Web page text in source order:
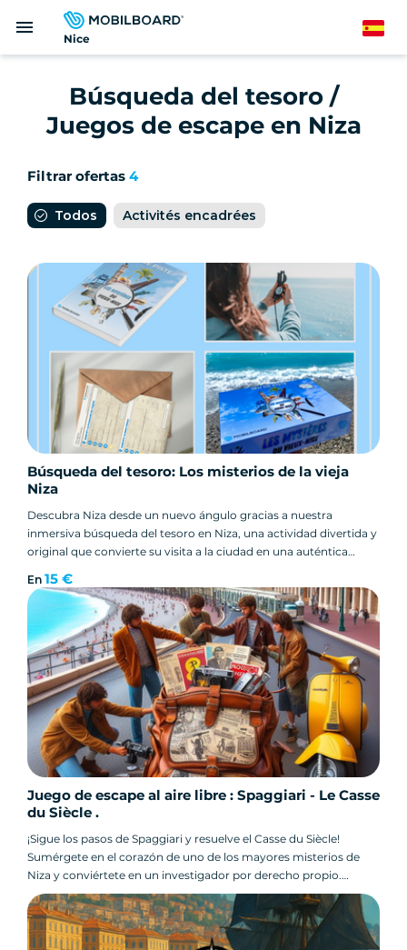
Nice
menu Spanish
Búsqueda del tesoro /
Juegos de escape en Niza
Filtrar ofertas 4
Todos Activités encadrées
Búsqueda del tesoro: Los misterios de la vieja
Niza
Descubra Niza desde un nuevo ángulo gracias a nuestra
inmersiva búsqueda del tesoro en Niza, una actividad divertida y
original que convierte su visita a la ciudad en una auténtica
En 15 €
Juego de escape al aire libre : Spaggiari - Le Casse
du Siècle .
¡Sigue los pasos de Spaggiari y resuelve el Casse du Siècle!
Sumérgete en el corazón de uno de los mayores misterios de
Niza y conviértete en un investigador por derecho propio.
¡El juego de aventuras de Niza!